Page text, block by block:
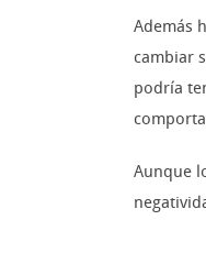
Además
cambiar
podría
Aunque